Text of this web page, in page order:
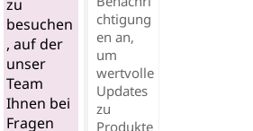
zu
besuchen
, auf der
unser
Team
Ihnen bei
Fragen
chtigung
en an,
um
wertvolle
Updates
zu
Produkte